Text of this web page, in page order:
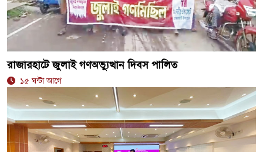
রাজারহাটে জুলাই গণঅভ্যুত্থান দিবস পালিত
১৫ ঘন্টা আগে